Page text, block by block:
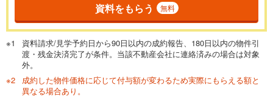
一般的には最長35年まで借り入れ可能です。多くの金融機関
が完済時の年齢は80歳までを条件としています。
閉じる
頭金 万円
資料をもらう 無料
資料請求/見学予約日から90日以内の成約報告、180日以内の物件引
渡・残金決済完了が条件。当該不動産会社に連絡済みの場合は対象
外。
成約した物件価格に応じて付与額が変わるため実際にもらえる額と
異なる場合あり。